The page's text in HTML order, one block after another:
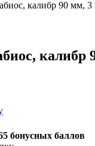
калибр
бонусных баллов